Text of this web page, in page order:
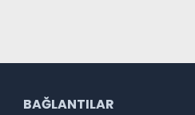
BAĞLANTILAR